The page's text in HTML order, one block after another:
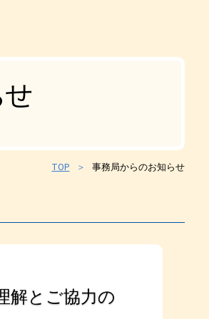
TOP 事務局からのお知らせ
解とご協力の